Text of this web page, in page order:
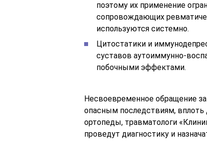
поэтому их применение
сопровождающих
используются системно.
Цитостатики и
суставов аутоиммунно-
побочными эффектами.
Несвоевременное обращение
опасным последствиям, вплоть
ортопеды, травматологи
проведут диагностику и